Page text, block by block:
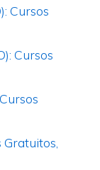
Cursos
Cursos